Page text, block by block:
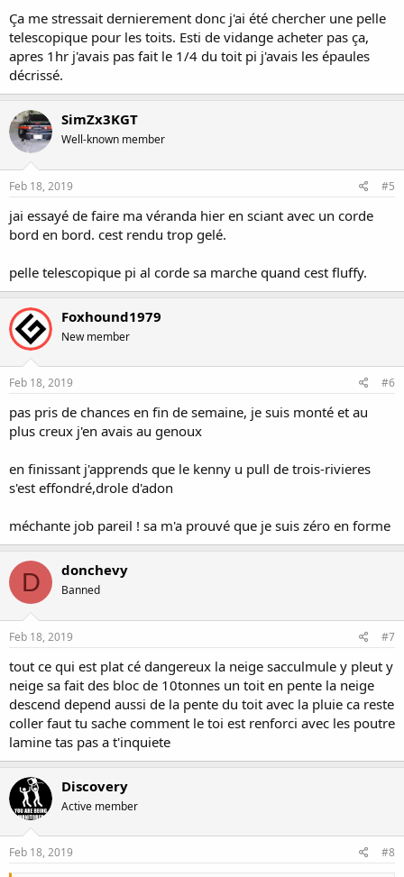
Ça me stressait dernierement donc j'ai été chercher une pelle
telescopique pour les toits. Esti de vidange acheter pas ça,
apres 1hr j'avais pas fait le 1/4 du toit pi j'avais les épaules
décrissé.
SimZx3KGT
Well-known member
Feb 18, 2019 #5
jai essayé de faire ma véranda hier en sciant avec un corde
bord en bord. cest rendu trop gelé.
pelle telescopique pi al corde sa marche quand cest fluffy.
Foxhound1979
New member
Feb 18, 2019 #6
pas pris de chances en fin de semaine, je suis monté et au
plus creux j'en avais au genoux
en finissant j'apprends que le kenny u pull de trois-rivieres
s'est effondré,drole d'adon
méchante job pareil ! sa m'a prouvé que je suis zéro en forme
D donchevy
Banned
Feb 18, 2019 #7
tout ce qui est plat cé dangereux la neige sacculmule y pleut y
neige sa fait des bloc de 10tonnes un toit en pente la neige
descend depend aussi de la pente du toit avec la pluie ca reste
coller faut tu sache comment le toi est renforci avec les poutre
lamine tas pas a t'inquiete
Discovery
Active member
Feb 18, 2019 #8